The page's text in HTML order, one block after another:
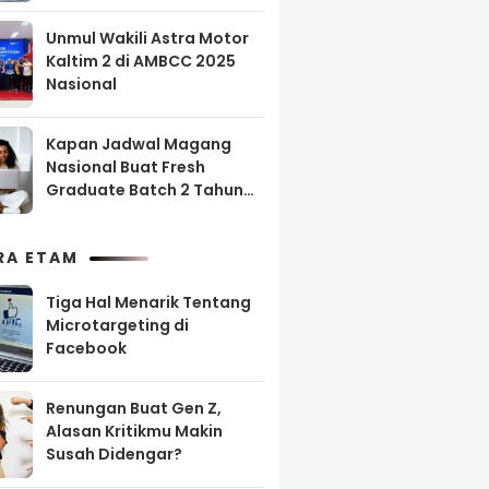
Unmul Wakili Astra Motor
Kaltim 2 di AMBCC 2025
Nasional
Kapan Jadwal Magang
Nasional Buat Fresh
Graduate Batch 2 Tahun
ETAM
Tiga Hal Menarik Tentang
Microtargeting di
Facebook
Renungan Buat Gen Z,
Alasan Kritikmu Makin
Susah Didengar?